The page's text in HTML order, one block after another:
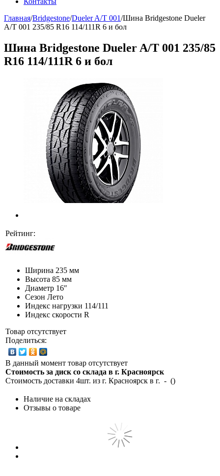
Главная/Bridgestone/Dueler A/T 001/Шина Bridgestone Dueler
A/T 001 235/85 R16 114/111R 6 и бол
Шина Bridgestone Dueler A/T 001 235/85
R16 114/111R 6 и бол
Рейтинг:
Ширина 235 мм
Высота 85 мм
Диаметр 16″
Сезон Лето
Индекс нагрузки 114/111
Индекс скорости R
Товар отсутствует
Поделиться:
В данный момент товар отсутствует
Стоимость за диск со склада в г. Красноярск
Стоимость доставки 4шт. из г. Красноярск в г. - ()
Наличие на складах
Отзывы о товаре